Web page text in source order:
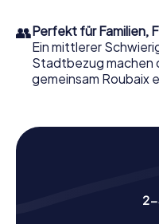
Gut zu
der
👥Perfekt für Familien,
Ein mittlerer
Stadtbezug machen
gemeinsam Roubaix
2-